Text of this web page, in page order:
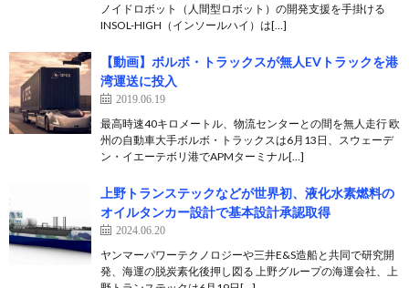
ノイドロボット（人間型ロボット）の開発支援を手掛ける
INSOL-HIGH（インソールハイ）は[…]
【動画】ボルボ・トラックスが無人EVトラックを港
湾運送に投入
2019.06.19
最高時速40キロメートル、物流センターとの間を無人走行 欧
州の自動車大手ボルボ・トラックスは6月13日、スウェーデ
ン・イエーテボリ港でAPMターミナル[…]
上野トランステックなどが世界初、液化水素燃料の
オイルタンカー設計で基本設計承認取得
2024.06.20
ヤンマーパワーテクノロジーや三井E&S造船と共同で研究開
発、海運の脱炭素化後押し図る 上野グループの海運会社、上